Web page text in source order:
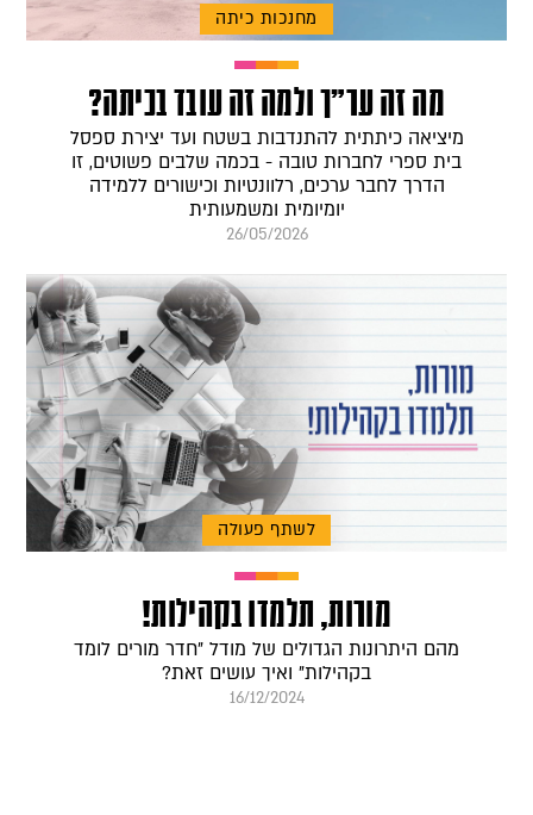
מחנכות כיתה
מה זה ער״ך ולמה זה עובד בכיתה?
מיציאה כיתתית להתנדבות בשטח ועד יצירת ספסל
בית ספרי לחברות טובה - בכמה שלבים פשוטים, זו
הדרך לחבר ערכים, רלוונטיות וכישורים ללמידה
יומיומית ומשמעותית
26/05/2026
לשתף פעולה
מורות, תלמדו בקהילות!
מהם היתרונות הגדולים של מודל "חדר מורים לומד
בקהילות" ואיך עושים זאת?
16/12/2024